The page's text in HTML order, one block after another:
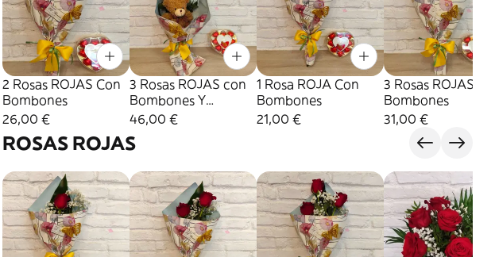
2 Rosas ROJAS Con
Bombones
26,00 €
3 Rosas ROJAS con
Bombones Y
Peluche
46,00 €
1 Rosa ROJA Con
Bombones
21,00 €
3 Rosas ROJAS Con
Bombones
31,00 €
ROSAS ROJAS